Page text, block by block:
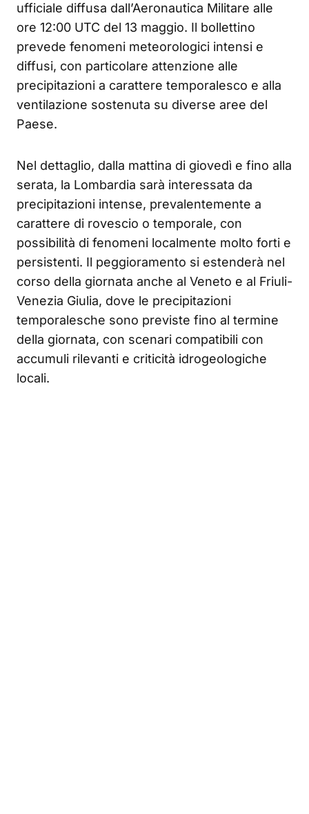
ufficiale diffusa dall’Aeronautica Militare alle
ore 12:00 UTC del 13 maggio. Il bollettino
prevede fenomeni meteorologici intensi e
diffusi, con particolare attenzione alle
precipitazioni a carattere temporalesco e alla
ventilazione sostenuta su diverse aree del
Paese.
Nel dettaglio, dalla mattina di giovedì e fino alla
serata, la Lombardia sarà interessata da
precipitazioni intense, prevalentemente a
carattere di rovescio o temporale, con
possibilità di fenomeni localmente molto forti e
persistenti. Il peggioramento si estenderà nel
corso della giornata anche al Veneto e al Friuli-
Venezia Giulia, dove le precipitazioni
temporalesche sono previste fino al termine
della giornata, con scenari compatibili con
accumuli rilevanti e criticità idrogeologiche
locali.